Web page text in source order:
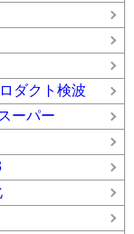
ダクト検波
ーパー